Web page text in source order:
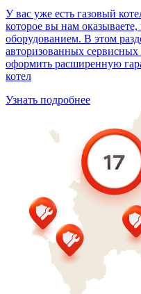
У вас уже есть газовый
которое вы нам
оборудованием. В этом
авторизованных
оформить расширенную
котел
Узнать подробнее